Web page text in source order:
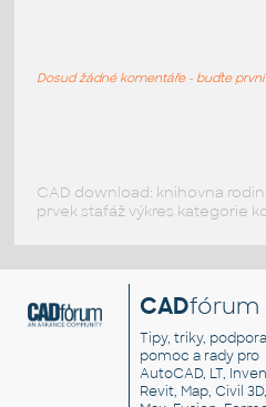
HM Resolve
Dosud žádné komentáře - buďte první
CAD download: knihovna
prvek stafáž výkres kategorie
CADfórum
Tipy, triky,
pomoc a rady pro
AutoCAD, LT,
Revit, Map, Civil